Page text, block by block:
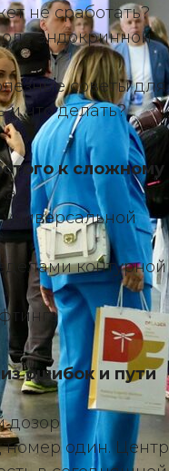
не сработать?
эндокринной
советы для
и что делать?
к сложному
контурной
ошибок и пути
дозор
номер один. Центр